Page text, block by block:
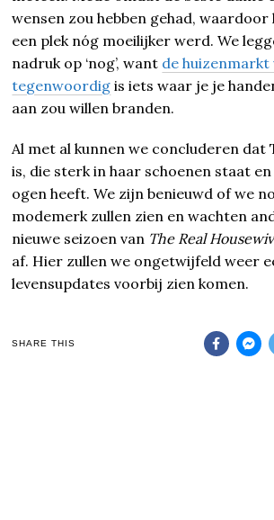
wensen zou hebben gehad, waardoor
een plek nóg moeilijker werd. We
nadruk op ‘nog’, want de huizenmarkt
tegenwoordig is iets waar je je
aan zou willen branden.
Al met al kunnen we concluderen dat
is, die sterk in haar schoenen staat
ogen heeft. We zijn benieuwd of we
modemerk zullen zien en wachten
nieuwe seizoen van The Real
af. Hier zullen we ongetwijfeld weer
levensupdates voorbij zien komen.
SHARE THIS